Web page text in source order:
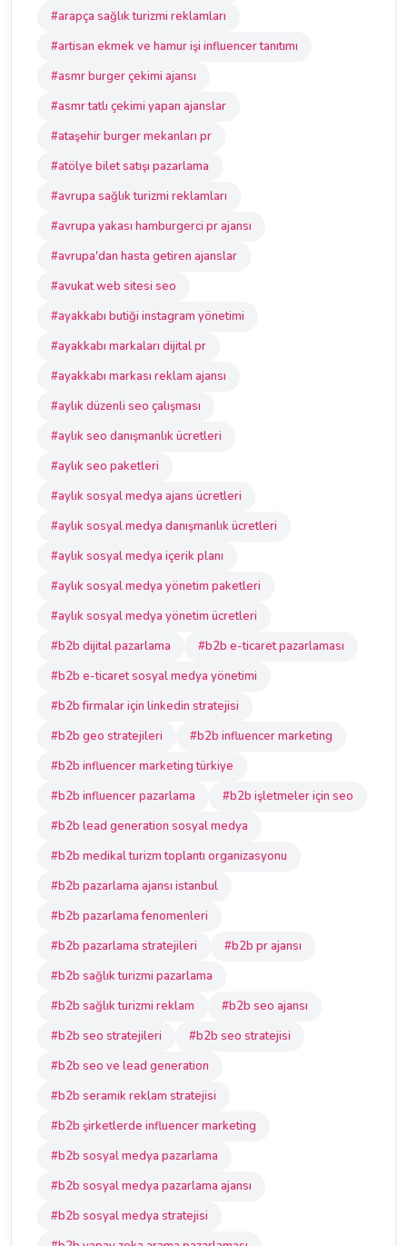
#arapça sağlık turizmi reklamları
#artisan ekmek ve hamur işi influencer tanıtımı
#asmr burger çekimi ajansı
#asmr tatlı çekimi yapan ajanslar
#ataşehir burger mekanları pr
#atölye bilet satışı pazarlama
#avrupa sağlık turizmi reklamları
#avrupa yakası hamburgerci pr ajansı
#avrupa'dan hasta getiren ajanslar
#avukat web sitesi seo
#ayakkabı butiği instagram yönetimi
#ayakkabı markaları dijital pr
#ayakkabı markası reklam ajansı
#aylık düzenli seo çalışması
#aylık seo danışmanlık ücretleri
#aylık seo paketleri
#aylık sosyal medya ajans ücretleri
#aylık sosyal medya danışmanlık ücretleri
#aylık sosyal medya içerik planı
#aylık sosyal medya yönetim paketleri
#aylık sosyal medya yönetim ücretleri
#b2b dijital pazarlama
#b2b e-ticaret pazarlaması
#b2b e-ticaret sosyal medya yönetimi
#b2b firmalar için linkedin stratejisi
#b2b geo stratejileri
#b2b influencer marketing
#b2b influencer marketing türkiye
#b2b influencer pazarlama
#b2b işletmeler için seo
#b2b lead generation sosyal medya
#b2b medikal turizm toplantı organizasyonu
#b2b pazarlama ajansı istanbul
#b2b pazarlama fenomenleri
#b2b pazarlama stratejileri
#b2b pr ajansı
#b2b sağlık turizmi pazarlama
#b2b sağlık turizmi reklam
#b2b seo ajansı
#b2b seo stratejileri
#b2b seo stratejisi
#b2b seo ve lead generation
#b2b seramik reklam stratejisi
#b2b şirketlerde influencer marketing
#b2b sosyal medya pazarlama
#b2b sosyal medya pazarlama ajansı
#b2b sosyal medya stratejisi